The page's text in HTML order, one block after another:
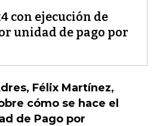
con ejecución de
unidad de pago por
Félix Martínez,
cómo se hace el
de Pago por